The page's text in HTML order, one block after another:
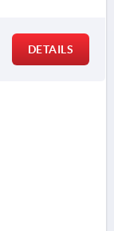
DETAILS